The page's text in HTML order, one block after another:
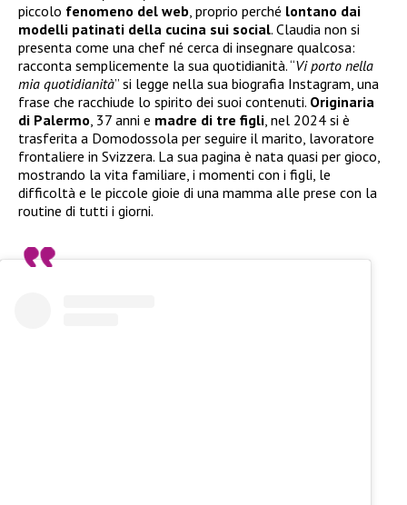
piccolo fenomeno del web, proprio perché lontano dai
modelli patinati della cucina sui social. Claudia non si
presenta come una chef né cerca di insegnare qualcosa:
racconta semplicemente la sua quotidianità. “Vi porto nella
mia quotidianità” si legge nella sua biografia Instagram, una
frase che racchiude lo spirito dei suoi contenuti. Originaria
di Palermo, 37 anni e madre di tre figli, nel 2024 si è
trasferita a Domodossola per seguire il marito, lavoratore
frontaliere in Svizzera. La sua pagina è nata quasi per gioco,
mostrando la vita familiare, i momenti con i figli, le
difficoltà e le piccole gioie di una mamma alle prese con la
routine di tutti i giorni.